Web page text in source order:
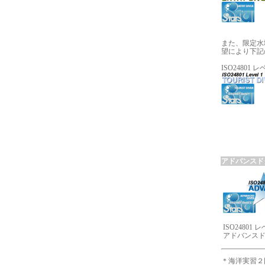
また、限定
望により下
ISO24801
アドバンス
ISO24801 レ
アドバンス
＊海洋実習